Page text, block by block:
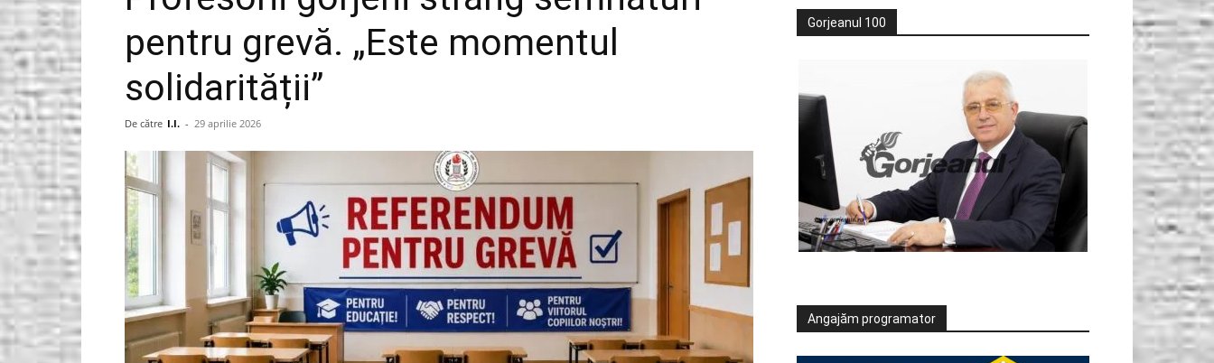
Gorjeanul.ro
pentru grevă. „Este momentul
solidarității”
De către I.I. - 29 aprilie 2026
Gorjeanul 100
Angajăm programator